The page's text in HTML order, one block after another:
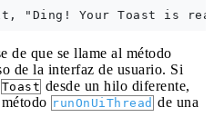
de que se llame al método
de la interfaz de usuario. Si
Toast desde un hilo diferente,
runOnUiThread de una